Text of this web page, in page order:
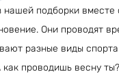
нашей подборки вместе
Они проводят
разные виды
проводишь весну ты?